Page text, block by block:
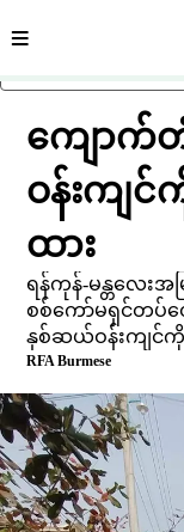
ပင်မအကြောင်းအရ
ကဏ္ဍ
ကျောက်
ဝန်းကျင်
ထား
ရန်ကုန်-မန္တလေး
စစ်ကော်မရှင်တပ်တွ
နှစ်ဆယ်ဝန်းကျင်ကို
RFA Burmese